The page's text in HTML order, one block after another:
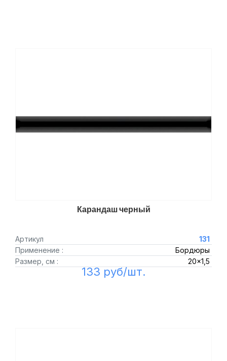
Карандаш черный
Артикул
131
Применение :
Бордюры
Размер, см :
20x1,5
133 руб/шт.